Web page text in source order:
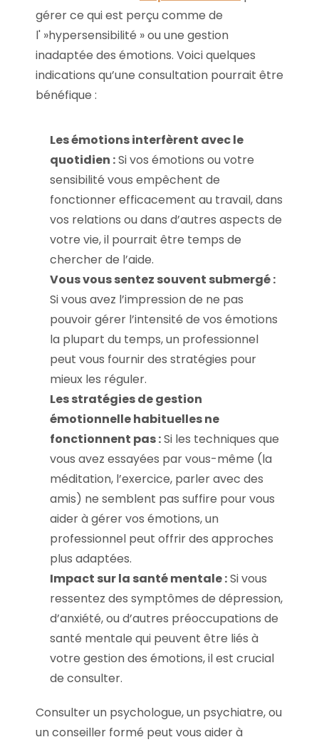
gérer ce qui est perçu comme de
l' »hypersensibilité » ou une gestion
inadaptée des émotions. Voici quelques
indications qu’une consultation pourrait être
bénéfique :
Les émotions interfèrent avec le
quotidien :Si vos émotions ou votre
sensibilité vous empêchent de
fonctionner efficacement au travail, dans
vos relations ou dans d’autres aspects de
votre vie, il pourrait être temps de
chercher de l’aide.
Vous vous sentez souvent submergé :
Si vous avez l’impression de ne pas
pouvoir gérer l’intensité de vos émotions
la plupart du temps, un professionnel
peut vous fournir des stratégies pour
mieux les réguler.
Les stratégies de gestion
émotionnelle habituelles ne
fonctionnent pas :Si les techniques que
vous avez essayées par vous-même (la
méditation, l’exercice, parler avec des
amis) ne semblent pas suffire pour vous
aider à gérer vos émotions, un
professionnel peut offrir des approches
plus adaptées.
Impact sur la santé mentale :Si vous
ressentez des symptômes de dépression,
d’anxiété, ou d’autres préoccupations de
santé mentale qui peuvent être liés à
votre gestion des émotions, il est crucial
de consulter.
Consulter un psychologue, un psychiatre, ou
un conseiller formé peut vous aider à